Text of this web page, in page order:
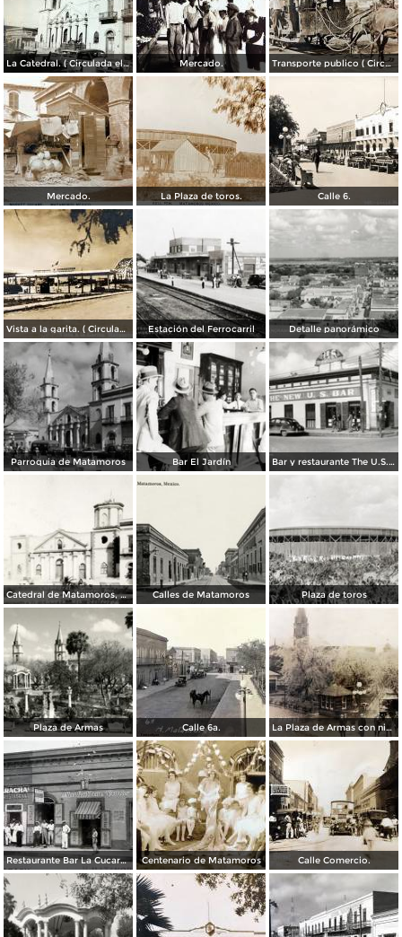
La Catedral. ( Circulada el 6 de Noviembre de 1944 ). Mercado. Transporte publico ( Circulada el 20 de Febrero de 1921 ).
Mercado. La Plaza de toros. Calle 6.
Vista a la garita. ( Circulada el 9 de Julio de 1956 ). Estación del Ferrocarril Detalle panorámico
Parroquia de Matamoros Bar El Jardín Bar y restaurante The U.S. Bar
Catedral de Matamoros, dañada por el huracán del 4 de septiembre de 1933 Calles de Matamoros Plaza de toros
Plaza de Armas Calle 6a. La Plaza de Armas con nieve en los arboles.
Restaurante Bar La Cucaracha ( Circulada el 20 de Febrero de 1948 ). Centenario de Matamoros Calle Comercio.